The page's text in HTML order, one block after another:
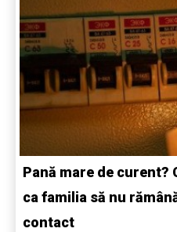
Pană mare de curent?
ca familia să nu
contact